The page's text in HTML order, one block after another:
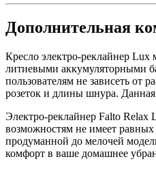
Дополнительная
Кресло электро-реклайнер
литиевыми аккумуляторными
пользователям не зависеть от
розеток и длины шнура. Данная
Электро-реклайнер Falto Relax
возможностям не имеет
продуманной до мелочей
комфорт в ваше домашнее